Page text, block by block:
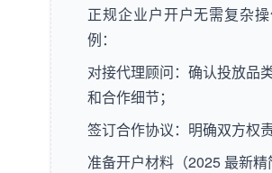
正规企业户开户无需复杂
例：
对接代理顾问：确认投放品
和合作细节；
签订合作协议：明确双方权
准备开户材料（2025 最新精